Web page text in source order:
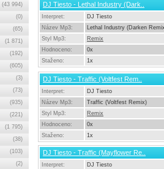
DJ Tiesto - Lethal Industry (Dark..
Interpret:
DJ Tiesto
Název Mp3:
Lethal Industry (Darken
Styl Mp3:
Remix
Hodnoceno:
0x
Staženo:
1x
DJ Tiesto - Traffic (Voltfest Rem..
Interpret:
DJ Tiesto
Název Mp3:
Traffic (Voltfest Remix)
Styl Mp3:
Remix
Hodnoceno:
0x
Staženo:
1x
DJ Tiesto - Traffic (Mayflower Re..
Interpret:
DJ Tiesto
(43 994)
(0)
(65)
(1 871)
(192)
(605)
(3)
(73)
(935)
(221)
(1 795)
(38)
(103)
(2)